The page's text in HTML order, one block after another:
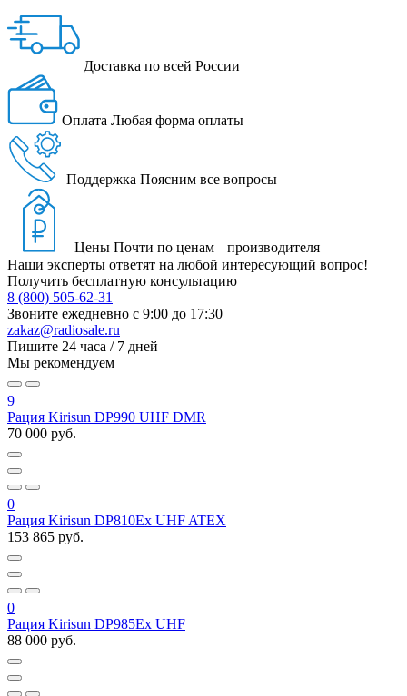
Доставка по всей России
Оплата Любая форма оплаты
Поддержка Поясним все вопросы
Цены Почти по ценам производителя
Наши эксперты ответят на любой интересующий вопрос!
Получить бесплатную консультацию
8 (800) 505-62-31
Звоните ежедневно с 9:00 до 17:30
zakaz@radiosale.ru
Пишите 24 часа / 7 дней
Мы рекомендуем
9
Рация Kirisun DP990 UHF DMR
70 000 руб.
0
Рация Kirisun DP810Ex UHF ATEX
153 865 руб.
0
Рация Kirisun DP985Ex UHF
88 000 руб.